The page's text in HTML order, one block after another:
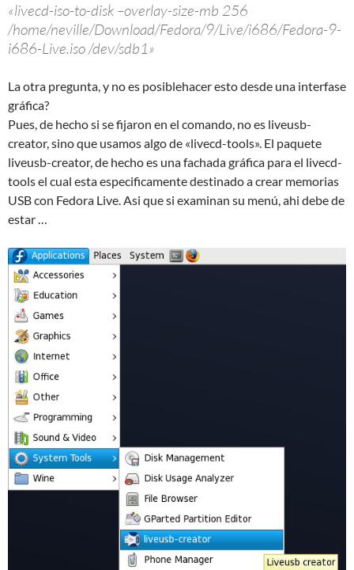
«livecd-iso-to-disk –overlay-size-mb 256
/home/neville/Download/Fedora/9/Live/i686/Fedora-9-
i686-Live.iso /dev/sdb1»
La otra pregunta, y no es posiblehacer esto desde una interfase
gráfica?
Pues, de hecho si se fijaron en el comando, no es liveusb-
creator, sino que usamos algo de «livecd-tools». El paquete
liveusb-creator, de hecho es una fachada gráfica para el livecd-
tools el cual esta especificamente destinado a crear memorias
USB con Fedora Live. Asi que si examinan su menú, ahi debe de
estar …